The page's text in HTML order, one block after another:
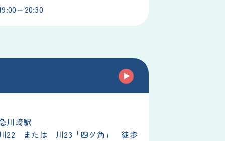
～20:30
川崎駅
22 または 川23「四ツ角」 徒歩